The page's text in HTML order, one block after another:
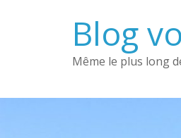
Blog
Même le plus long